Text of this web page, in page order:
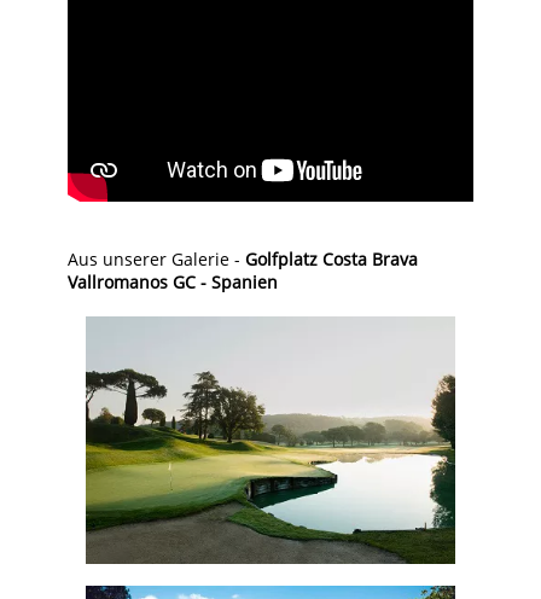
Aus unserer Galerie - Golfplatz Costa Brava
Vallromanos GC - Spanien